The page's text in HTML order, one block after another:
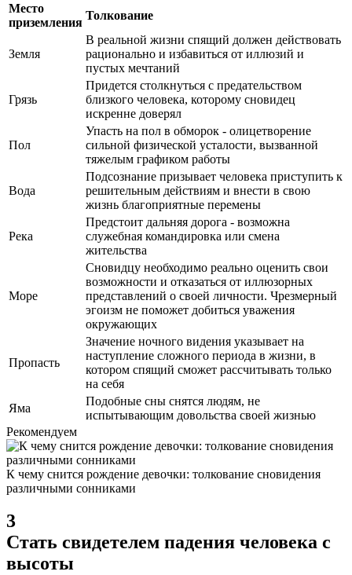
Место
приземления
Толкование
Земля
В реальной жизни спящий должен действовать
рационально и избавиться от иллюзий и
пустых мечтаний
Грязь
Придется столкнуться с предательством
близкого человека, которому сновидец
искренне доверял
Пол
Упасть на пол в обморок - олицетворение
сильной физической усталости, вызванной
тяжелым графиком работы
Вода
Подсознание призывает человека приступить к
решительным действиям и внести в свою
жизнь благоприятные перемены
Река
Предстоит дальняя дорога - возможна
служебная командировка или смена
жительства
Море
Сновидцу необходимо реально оценить свои
возможности и отказаться от иллюзорных
представлений о своей личности. Чрезмерный
эгоизм не поможет добиться уважения
окружающих
Пропасть
Значение ночного видения указывает на
наступление сложного периода в жизни, в
котором спящий сможет рассчитывать только
на себя
Яма
Подобные сны снятся людям, не
испытывающим довольства своей жизнью
Рекомендуем
К чему снится рождение девочки: толкование сновидения
различными сонниками
3
Стать свидетелем падения человека с
высоты